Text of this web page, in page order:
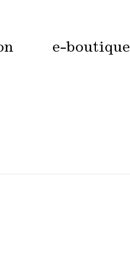
e-boutique